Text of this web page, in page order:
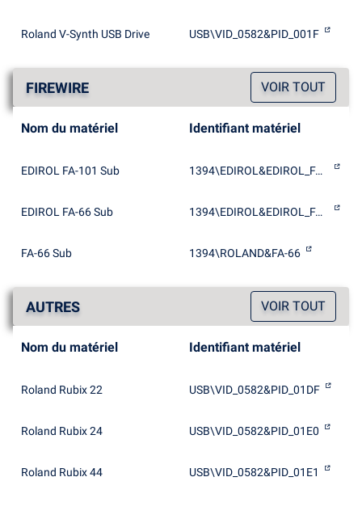
Roland V-Synth USB Drive USB\VID_0582&PID_001F
FIREWIRE VOIR TOUT
Nom du matériel Identifiant matériel
EDIROL FA-101 Sub 1394\EDIROL&EDIROL_FA-101
EDIROL FA-66 Sub 1394\EDIROL&EDIROL_FA-66
FA-66 Sub 1394\ROLAND&FA-66
AUTRES VOIR TOUT
Nom du matériel Identifiant matériel
Roland Rubix 22 USB\VID_0582&PID_01DF
Roland Rubix 24 USB\VID_0582&PID_01E0
Roland Rubix 44 USB\VID_0582&PID_01E1